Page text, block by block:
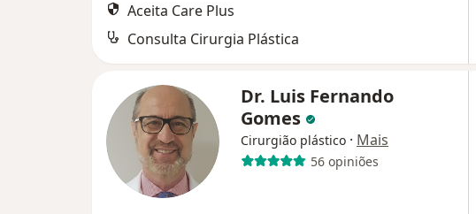
Aceita Care Plus
Consulta Cirurgia Plástica
Dr. Luis Fernando
Gomes
Cirurgião plástico · Mais
56 opiniões